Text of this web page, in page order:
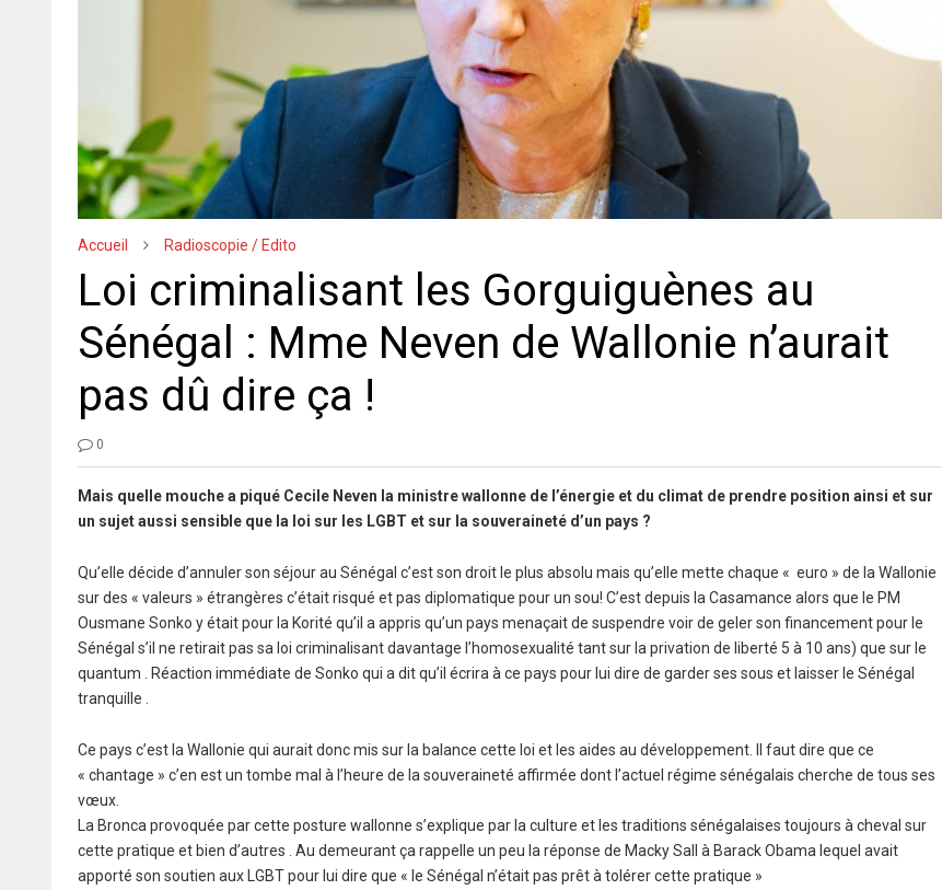
Accueil Radioscopie / Edito
Loi criminalisant les Gorguiguènes au
Sénégal : Mme Neven de Wallonie n’aurait
pas dû dire ça !
0
Mais quelle mouche a piqué Cecile Neven la ministre wallonne de l’énergie et du climat de prendre position ainsi et sur
un sujet aussi sensible que la loi sur les LGBT et sur la souveraineté d’un pays ?
Qu’elle décide d’annuler son séjour au Sénégal c’est son droit le plus absolu mais qu’elle mette chaque « euro » de la Wallonie
sur des « valeurs » étrangères c’était risqué et pas diplomatique pour un sou! C’est depuis la Casamance alors que le PM
Ousmane Sonko y était pour la Korité qu’il a appris qu’un pays menaçait de suspendre voir de geler son financement pour le
Sénégal s’il ne retirait pas sa loi criminalisant davantage l’homosexualité tant sur la privation de liberté 5 à 10 ans) que sur le
quantum . Réaction immédiate de Sonko qui a dit qu’il écrira à ce pays pour lui dire de garder ses sous et laisser le Sénégal
tranquille .
Ce pays c’est la Wallonie qui aurait donc mis sur la balance cette loi et les aides au développement. Il faut dire que ce
« chantage » c’en est un tombe mal à l’heure de la souveraineté affirmée dont l’actuel régime sénégalais cherche de tous ses
vœux.
La Bronca provoquée par cette posture wallonne s’explique par la culture et les traditions sénégalaises toujours à cheval sur
cette pratique et bien d’autres . Au demeurant ça rappelle un peu la réponse de Macky Sall à Barack Obama lequel avait
apporté son soutien aux LGBT pour lui dire que « le Sénégal n’était pas prêt à tolérer cette pratique »